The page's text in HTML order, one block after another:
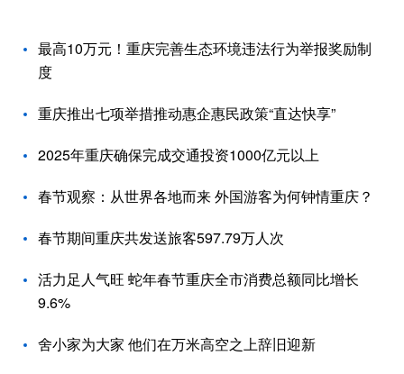
最高10万元！重庆完善生态环境违法行为举报奖励制
度
重庆推出七项举措推动惠企惠民政策“直达快享”
2025年重庆确保完成交通投资1000亿元以上
春节观察：从世界各地而来 外国游客为何钟情重庆？
春节期间重庆共发送旅客597.79万人次
活力足人气旺 蛇年春节重庆全市消费总额同比增长
9.6%
舍小家为大家 他们在万米高空之上辞旧迎新